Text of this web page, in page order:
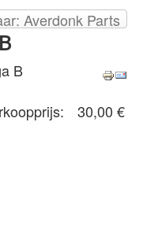
Averdonk Parts
B
30,00 €